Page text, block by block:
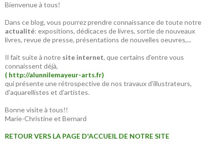
Bienvenue à tous!
Dans ce blog, vous pourrez prendre connaissance de toute notre
actualité: expositions, dédicaces de livres, sortie de nouveaux
livres, revue de presse, présentations de nouvelles oeuvres,...
Il fait suite à notre site internet, que certains d'entre vous
connaissent déjà,
( http://alunnilemayeur-arts.fr)
qui présente une rétrospective de nos travaux d'illustrateurs,
d'aquarellistes et d'artistes.
Bonne visite à tous!!
Marie-Christine et Bernard
RETOUR VERS LA PAGE D'ACCUEIL DE NOTRE SITE